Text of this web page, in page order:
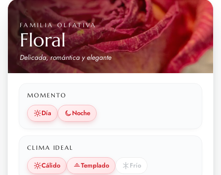
FAMILIA OLFATIVA
Floral
Delicada, romántica y elegante
MOMENTO
Día Noche
CLIMA IDEAL
Cálido Templado Frío